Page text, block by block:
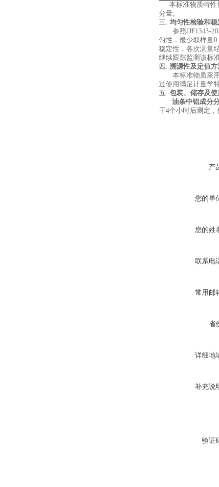
本标准物质特
分量。
三. 均匀性检验和
参照JJF1343-20
匀性，最少取样量
稳定性，各次测量
继续跟踪监测该标
四. 溯源性及定值方
本标准物质采
过使用满足计量学
五. 包装、储存及使
油条中铝成分
干4个小时后测定
产
您的单
您的姓
联系电
常用邮
省
详细地
补充说
验证